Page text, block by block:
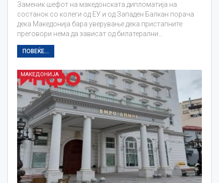
Заменик шефот на македонската дипломатија на
состанок со колеги од ЕУ и од Западен Балкан порача
дека Македонија бара уверување дека пристапните
преговори нема да зависат од билатерални…
ПОВЕЌЕ...
МАКЕДОНИЈА